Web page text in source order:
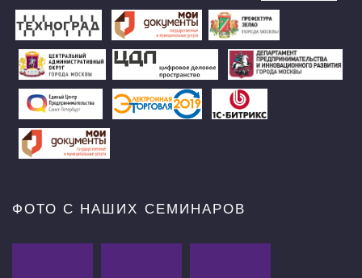
ФОТО С НАШИХ СЕМИНАРОВ